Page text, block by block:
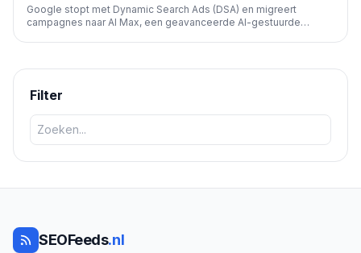
Google stopt met Dynamic Search Ads (DSA) en migreert
campagnes naar AI Max, een geavanceerde AI-gestuurde
Filter
SEOFeeds.nl